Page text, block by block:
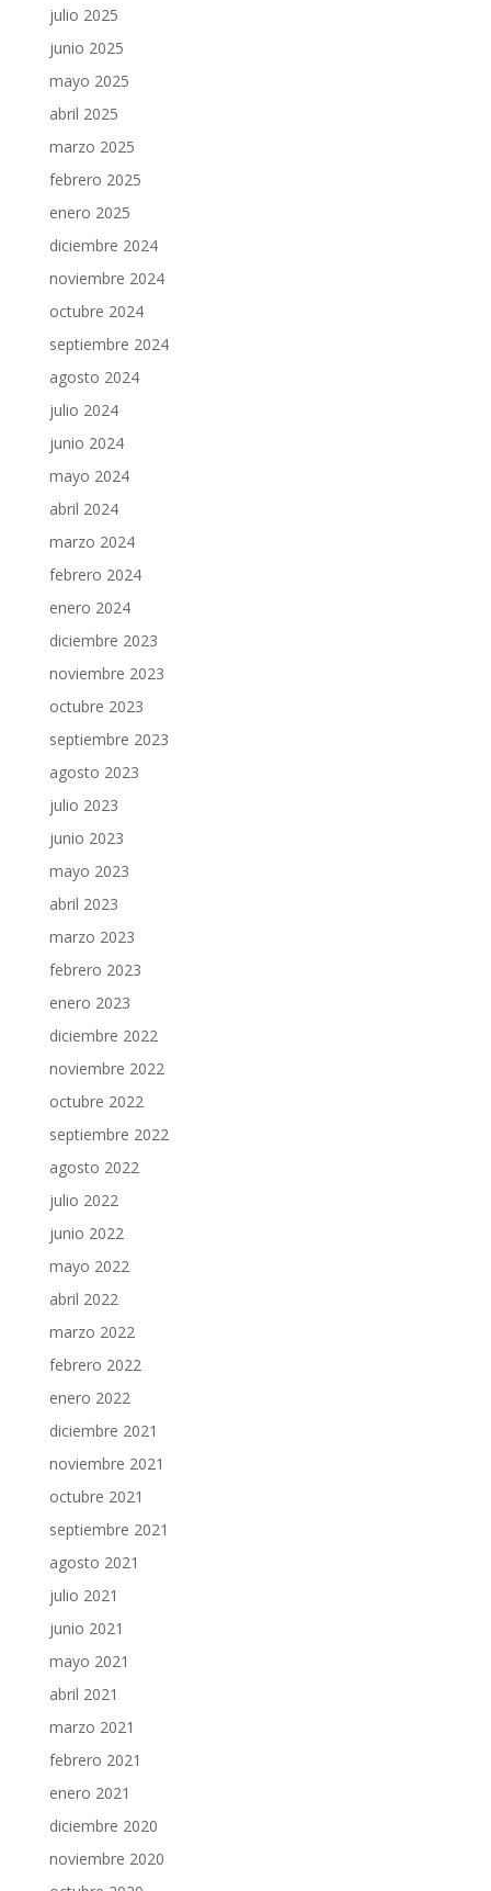
julio 2025
junio 2025
mayo 2025
abril 2025
marzo 2025
febrero 2025
enero 2025
diciembre 2024
noviembre 2024
octubre 2024
septiembre 2024
agosto 2024
julio 2024
junio 2024
mayo 2024
abril 2024
marzo 2024
febrero 2024
enero 2024
diciembre 2023
noviembre 2023
octubre 2023
septiembre 2023
agosto 2023
julio 2023
junio 2023
mayo 2023
abril 2023
marzo 2023
febrero 2023
enero 2023
diciembre 2022
noviembre 2022
octubre 2022
septiembre 2022
agosto 2022
julio 2022
junio 2022
mayo 2022
abril 2022
marzo 2022
febrero 2022
enero 2022
diciembre 2021
noviembre 2021
octubre 2021
septiembre 2021
agosto 2021
julio 2021
junio 2021
mayo 2021
abril 2021
marzo 2021
febrero 2021
enero 2021
diciembre 2020
noviembre 2020